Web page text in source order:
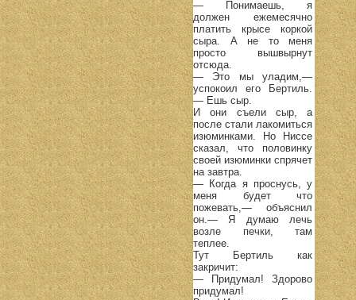
— Понимаешь, я
должен ежемесячно
платить крысе коркой
сыра. А не то меня
просто вышвырнут
отсюда.
— Это мы уладим,—
успокоил его Бертиль.
— Ешь сыр.
И они съели сыр, а
после стали лакомиться
изюминками. Но Ниссе
сказал, что половинку
своей изюминки спрячет
на завтра.
— Когда я проснусь, у
меня будет что
пожевать,— объяснил
он.— Я думаю лечь
возле печки, там
теплее.
Тут Бертиль как
закричит:
— Придумал! Здорово
придумал!